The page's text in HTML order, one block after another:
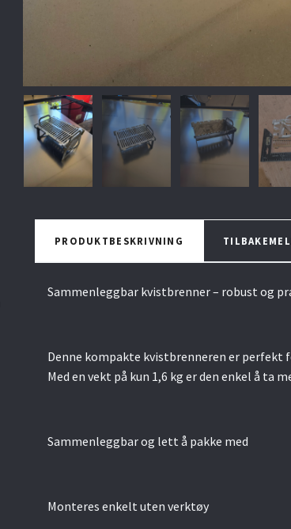
PRODUKTBESKRIVNING
Sammenleggbar kvistbrenner – robust og
Denne kompakte kvistbrenneren er
Med en vekt på kun 1,6 kg er den enkel å ta
Sammenleggbar og lett å pakke med
Monteres enkelt uten verktøy